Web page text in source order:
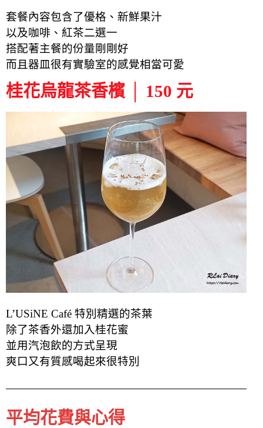
套餐內容包含了優格、新鮮果汁
以及咖啡、紅茶二選一
搭配著主餐的份量剛剛好
而且器皿很有實驗室的感覺相當可愛
桂花烏龍茶香檳 │ 150 元
L’USiNE Café 特別精選的茶葉
除了茶香外還加入桂花蜜
並用汽泡飲的方式呈現
爽口又有質感喝起來很特別
平均花費與心得